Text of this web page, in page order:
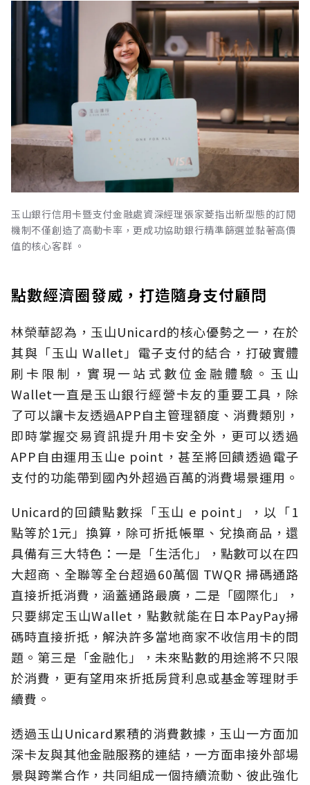
玉山銀行信用卡暨支付金融處資深經理張家菱指出新型態的訂閱
機制不僅創造了高動卡率，更成功協助銀行精準篩選並黏著高價
值的核心客群 。
點數經濟圈發威，打造隨身支付顧問
林榮華認為，玉山Unicard的核心優勢之一，在於
其與「玉山 Wallet」電子支付的結合，打破實體
刷卡限制，實現一站式數位金融體驗。玉山
Wallet一直是玉山銀行經營卡友的重要工具，除
了可以讓卡友透過APP自主管理額度、消費類別，
即時掌握交易資訊提升用卡安全外，更可以透過
APP自由運用玉山e point，甚至將回饋透過電子
支付的功能帶到國內外超過百萬的消費場景運用。
Unicard的回饋點數採「玉山 e point」，以「1
點等於1元」換算，除可折抵帳單、兌換商品，還
具備有三大特色：一是「生活化」，點數可以在四
大超商、全聯等全台超過60萬個 TWQR 掃碼通路
直接折抵消費，涵蓋通路最廣，二是「國際化」，
只要綁定玉山Wallet，點數就能在日本PayPay掃
碼時直接折抵，解決許多當地商家不收信用卡的問
題。第三是「金融化」，未來點數的用途將不只限
於消費，更有望用來折抵房貸利息或基金等理財手
續費。
透過玉山Unicard累積的消費數據，玉山一方面加
深卡友與其他金融服務的連結，一方面串接外部場
景與跨業合作，共同組成一個持續流動、彼此強化